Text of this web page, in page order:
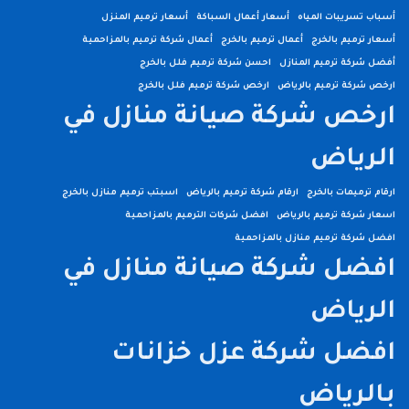
أسباب تسريبات المياه أسعار أعمال السباكة أسعار ترميم المنزل
أسعار ترميم بالخرج أعمال ترميم بالخرج أعمال شركة ترميم بالمزاحمية
أفضل شركة ترميم المنازل احسن شركة ترميم فلل بالخرج
ارخص شركة ترميم بالرياض ارخص شركة ترميم فلل بالخرج
ارخص شركة صيانة منازل في
الرياض
ارقام ترميمات بالخرج ارقام شركة ترميم بالرياض اسبتب ترميم منازل بالخرج
اسعار شركة ترميم بالرياض افضل شركات الترميم بالمزاحمية
افضل شركة ترميم منازل بالمزاحمية
افضل شركة صيانة منازل في
الرياض
افضل شركة عزل خزانات
بالرياض